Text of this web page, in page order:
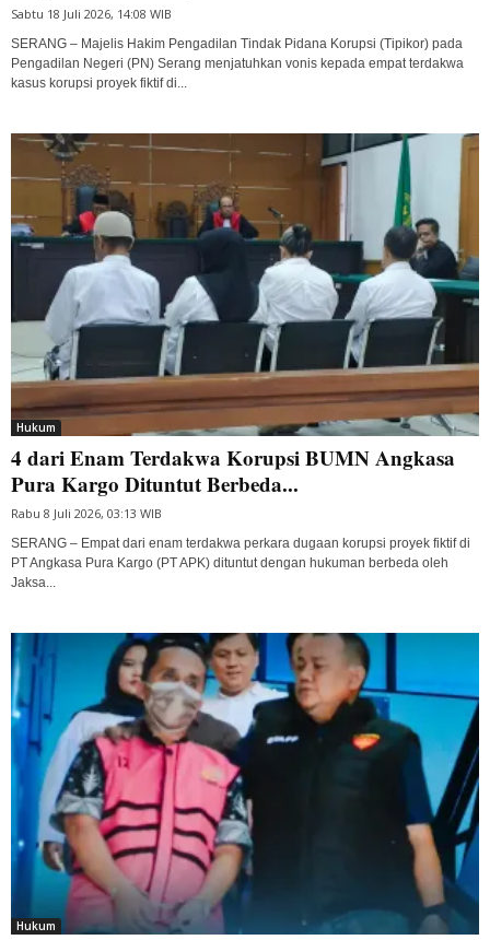
Sabtu 18 Juli 2026, 14:08 WIB
SERANG – Majelis Hakim Pengadilan Tindak Pidana Korupsi (Tipikor) pada
Pengadilan Negeri (PN) Serang menjatuhkan vonis kepada empat terdakwa
kasus korupsi proyek fiktif di...
Hukum
4 dari Enam Terdakwa Korupsi BUMN Angkasa
Pura Kargo Dituntut Berbeda...
Rabu 8 Juli 2026, 03:13 WIB
SERANG – Empat dari enam terdakwa perkara dugaan korupsi proyek fiktif di
PT Angkasa Pura Kargo (PT APK) dituntut dengan hukuman berbeda oleh
Jaksa...
Hukum